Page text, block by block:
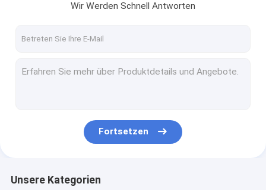
Wir Werden Schnell Antworten
Fortsetzen
Unsere Kategorien